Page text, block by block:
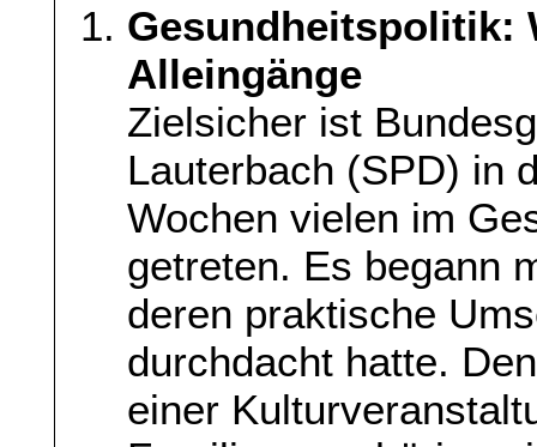
Gesundheitspolitik:
Alleingänge
Zielsicher ist
Lauterbach (SPD) in
Wochen vielen im
getreten. Es begann
deren praktische
durchdacht hatte.
einer